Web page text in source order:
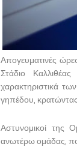
Απογευματινές
Στάδιο
χαρακτηριστικά
γηπέδου, κρατώντας
Αστυνομικοί της
ανωτέρω ομάδας,